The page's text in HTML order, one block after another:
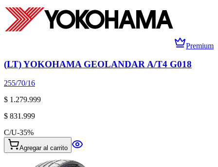
Premium
(LT) YOKOHAMA GEOLANDAR A/T4 G018
255/70/16
$ 1.279.999
$ 831.999
C/U-35%
Agregar al carrito